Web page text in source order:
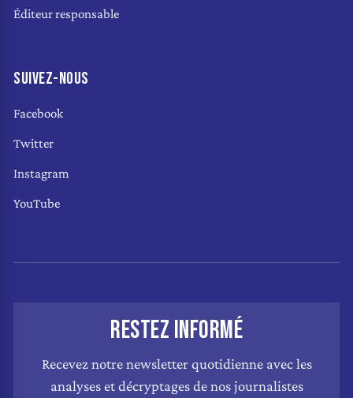
Éditeur responsable
SUIVEZ-NOUS
Facebook
Twitter
Instagram
YouTube
RESTEZ INFORMÉ
Recevez notre newsletter quotidienne avec les
analyses et décryptages de nos journalistes